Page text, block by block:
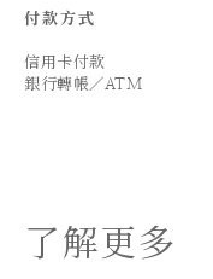
付款方式
信用卡付款
銀行轉帳／ATM
了解更多